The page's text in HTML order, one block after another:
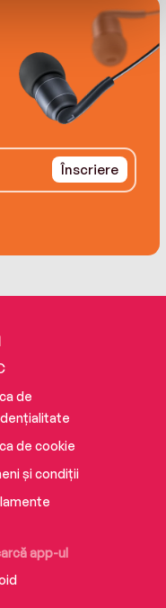
snowstorm, her
appearance of a
up Christmas
out the murderer?
Christmas
for fans of Gill
romp which is as
Înscriere
app-ul
de
de cookie
și condiții